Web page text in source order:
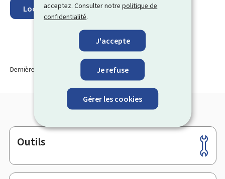
acceptez. Consulter notrepolitique de
confidentialité.
J'accepte
Je refuse
Gérer les cookies
Localisez sur la carte
Dernière modification le 21.10.2025
Pied
de
page
Outils